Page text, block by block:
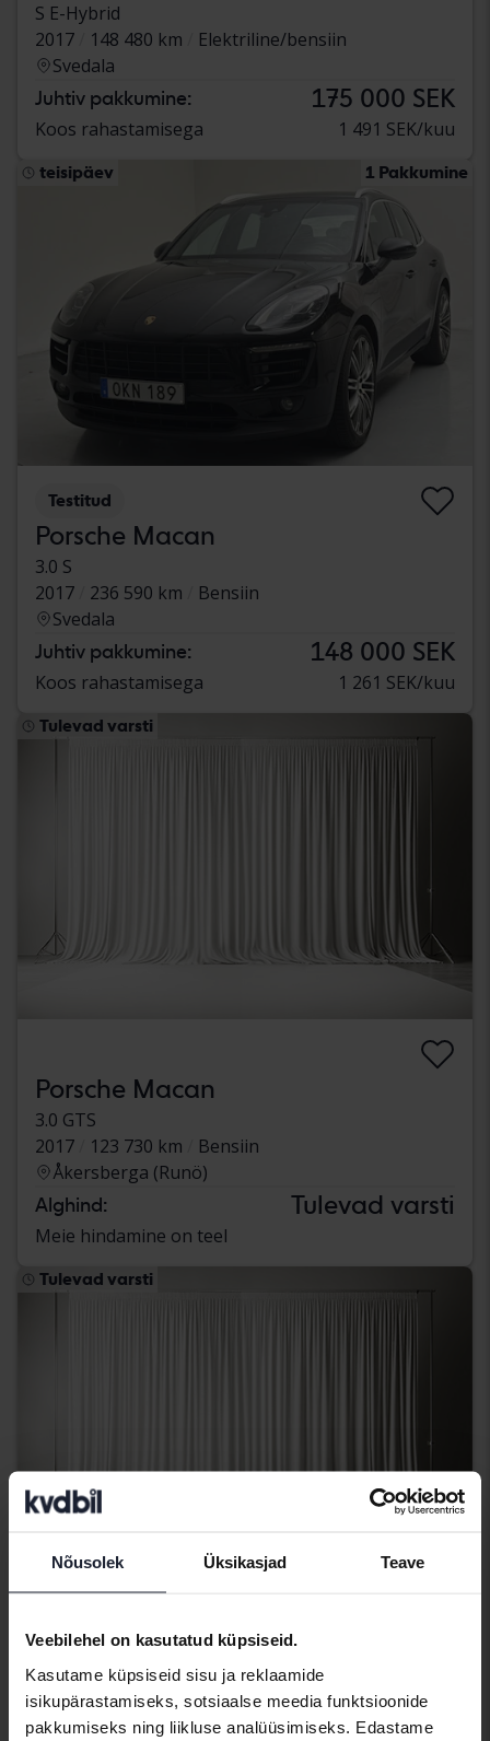
Nõusolek Üksikasjad Teave
Veebilehel on kasutatud küpsiseid.
Kasutame küpsiseid sisu ja reklaamide
isikupärastamiseks, sotsiaalse meedia funktsioonide
pakkumiseks ning liikluse analüüsimiseks. Edastame
S E-Hybrid
2017
148 480 km
Elektriline/bensiin
Svedala
Juhtiv pakkumine: 175 000 SEK
Koos rahastamisega 1 491 SEK/kuu
teisipäev 1 Pakkumine
Testitud
Porsche Macan
3.0 S
2017
236 590 km
Bensiin
Svedala
Juhtiv pakkumine: 148 000 SEK
Koos rahastamisega 1 261 SEK/kuu
Tulevad varsti
Porsche Macan
3.0 GTS
2017
123 730 km
Bensiin
Åkersberga (Runö)
Alghind: Tulevad varsti
Meie hindamine on teel
Tulevad varsti
Porsche Taycan
4S
2021
114 500 km
Elektriline
Getinge